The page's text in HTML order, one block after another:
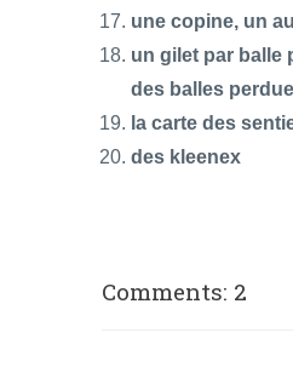
une copine, un
un gilet par balle
des balles
la carte des
des kleenex
Comments: 2